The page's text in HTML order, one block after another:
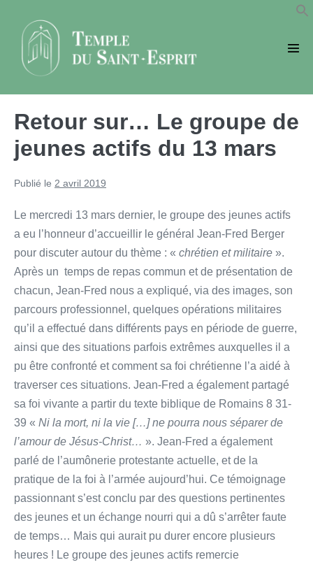
contenu
Retour sur… Le groupe de
jeunes actifs du 13 mars
Publié le 2 avril 2019
Le mercredi 13 mars dernier, le groupe des jeunes actifs
a eu l’honneur d’accueillir le général Jean-Fred Berger
pour discuter autour du thème : « chrétien et militaire ».
Après un temps de repas commun et de présentation de
chacun, Jean-Fred nous a expliqué, via des images, son
parcours professionnel, quelques opérations militaires
qu’il a effectué dans différents pays en période de guerre,
ainsi que des situations parfois extrêmes auxquelles il a
pu être confronté et comment sa foi chrétienne l’a aidé à
traverser ces situations. Jean-Fred a également partagé
sa foi vivante a partir du texte biblique de Romains 8 31-
39 « Ni la mort, ni la vie […] ne pourra nous séparer de
l’amour de Jésus-Christ… ». Jean-Fred a également
parlé de l’aumônerie protestante actuelle, et de la
pratique de la foi à l’armée aujourd’hui. Ce témoignage
passionnant s’est conclu par des questions pertinentes
des jeunes et un échange nourri qui a dû s’arrêter faute
de temps… Mais qui aurait pu durer encore plusieurs
heures ! Le groupe des jeunes actifs remercie